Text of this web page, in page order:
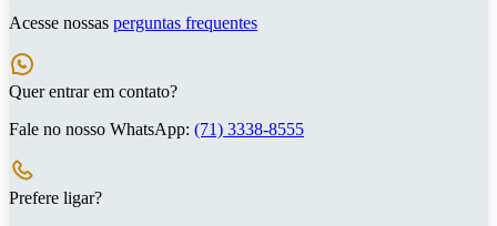
Acesse nossas perguntas frequentes
Quer entrar em contato?
Fale no nosso WhatsApp: (71) 3338-8555
Prefere ligar?